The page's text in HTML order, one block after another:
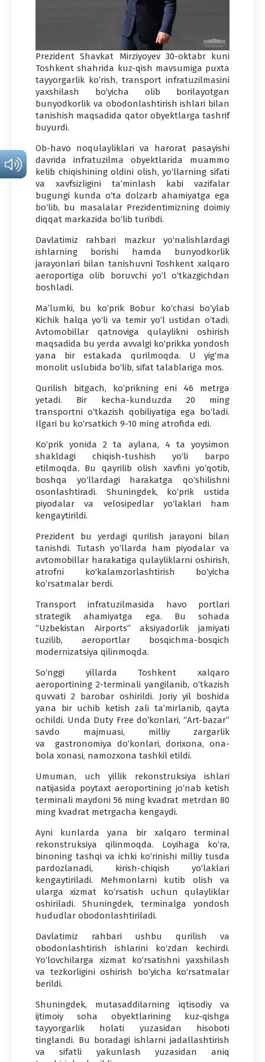
Prezident Shavkat Mirziyoyev 30-oktabr kuni
Toshkent shahrida kuz-qish mavsumiga puxta
tayyorgarlik ko‘rish, transport infratuzilmasini
yaxshilash bo‘yicha olib borilayotgan
bunyodkorlik va obodonlashtirish ishlari bilan
tanishish maqsadida qator obyektlarga tashrif
buyurdi.
Ob-havo noqulayliklari va harorat pasayishi
davrida infratuzilma obyektlarida muammo
kelib chiqishining oldini olish, yo‘llarning sifati
va xavfsizligini ta’minlash kabi vazifalar
bugungi kunda o‘ta dolzarb ahamiyatga ega
bo‘lib, bu masalalar Prezidentimizning doimiy
diqqat markazida bo‘lib turibdi.
Davlatimiz rahbari mazkur yo‘nalishlardagi
ishlarning borishi hamda bunyodkorlik
jarayonlari bilan tanishuvni Toshkent xalqaro
aeroportiga olib boruvchi yo‘l o‘tkazgichdan
boshladi.
Ma’lumki, bu ko‘prik Bobur ko‘chasi bo‘ylab
Kichik halqa yo‘li va temir yo‘l ustidan o‘tadi.
Avtomobillar qatnoviga qulaylikni oshirish
maqsadida bu yerda avvalgi ko‘prikka yondosh
yana bir estakada qurilmoqda. U yig‘ma
monolit uslubida bo‘lib, sifat talablariga mos.
Qurilish bitgach, ko‘prikning eni 46 metrga
yetadi. Bir kecha-kunduzda 20 ming
transportni o‘tkazish qobiliyatiga ega bo‘ladi.
Ilgari bu ko‘rsatkich 9-10 ming atrofida edi.
Ko‘prik yonida 2 ta aylana, 4 ta yoysimon
shakldagi chiqish-tushish yo‘li barpo
etilmoqda. Bu qayrilib olish xavfini yo‘qotib,
boshqa yo‘llardagi harakatga qo‘shilishni
osonlashtiradi. Shuningdek, ko‘prik ustida
piyodalar va velosipedlar yo‘laklari ham
kengaytirildi.
Prezident bu yerdagi qurilish jarayoni bilan
tanishdi. Tutash yo‘llarda ham piyodalar va
avtomobillar harakatiga qulayliklarni oshirish,
atrofni ko‘kalamzorlashtirish bo‘yicha
ko‘rsatmalar berdi.
Transport infratuzilmasida havo portlari
strategik ahamiyatga ega. Bu sohada
“Uzbekistan Airports” aksiyadorlik jamiyati
tuzilib, aeroportlar bosqichma-bosqich
modernizatsiya qilinmoqda.
So‘nggi yillarda Toshkent xalqaro
aeroportining 2-terminali yangilanib, o‘tkazish
quvvati 2 barobar oshirildi. Joriy yil boshida
yana bir uchib ketish zali ta’mirlanib, qayta
ochildi. Unda Duty Free do‘konlari, “Art-bazar”
savdo majmuasi, milliy zargarlik
va gastronomiya do‘konlari, dorixona, ona-
bola xonasi, namozxona tashkil etildi.
Umuman, uch yillik rekonstruksiya ishlari
natijasida poytaxt aeroportining jo‘nab ketish
terminali maydoni 56 ming kvadrat metrdan 80
ming kvadrat metrgacha kengaydi.
Ayni kunlarda yana bir xalqaro terminal
rekonstruksiya qilinmoqda. Loyihaga ko‘ra,
binoning tashqi va ichki ko‘rinishi milliy tusda
pardozlanadi, kirish-chiqish yo‘laklari
kengaytiriladi. Mehmonlarni kutib olish va
ularga xizmat ko‘rsatish uchun qulayliklar
oshiriladi. Shuningdek, terminalga yondosh
hududlar obodonlashtiriladi.
Davlatimiz rahbari ushbu qurilish va
obodonlashtirish ishlarini ko‘zdan kechirdi.
Yo‘lovchilarga xizmat ko‘rsatishni yaxshilash
va tezkorligini oshirish bo‘yicha ko‘rsatmalar
berildi.
Shuningdek, mutasaddilarning iqtisodiy va
ijtimoiy soha obyektlarining kuz-qishga
tayyorgarlik holati yuzasidan hisoboti
tinglandi. Bu boradagi ishlarni jadallashtirish
va sifatli yakunlash yuzasidan aniq